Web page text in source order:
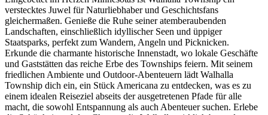
verstecktes Juwel für Naturliebhaber und Geschichtsfans
gleichermaßen. Genieße die Ruhe seiner atemberaubenden
Landschaften, einschließlich idyllischer Seen und üppiger
Staatsparks, perfekt zum Wandern, Angeln und Picknicken.
Erkunde die charmante historische Innenstadt, wo lokale Geschäfte
und Gaststätten das reiche Erbe des Townships feiern. Mit seinem
friedlichen Ambiente und Outdoor-Abenteuern lädt Walhalla
Township dich ein, ein Stück Americana zu entdecken, was es zu
einem idealen Reiseziel abseits der ausgetretenen Pfade für alle
macht, die sowohl Entspannung als auch Abenteuer suchen. Erlebe